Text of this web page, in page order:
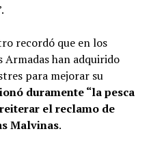
recordó que en los
Armadas han adquirido
para mejorar su
duramente “la pesca
reiterar el reclamo de
Malvinas.